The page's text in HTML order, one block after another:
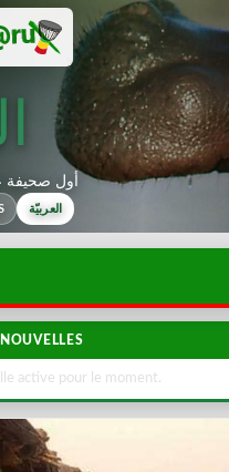
أول صحيفة
العربيّة
active pour le moment.